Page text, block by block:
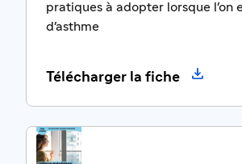
pratiques à adopter lorsque l'on
d'asthme
Télécharger la fiche 